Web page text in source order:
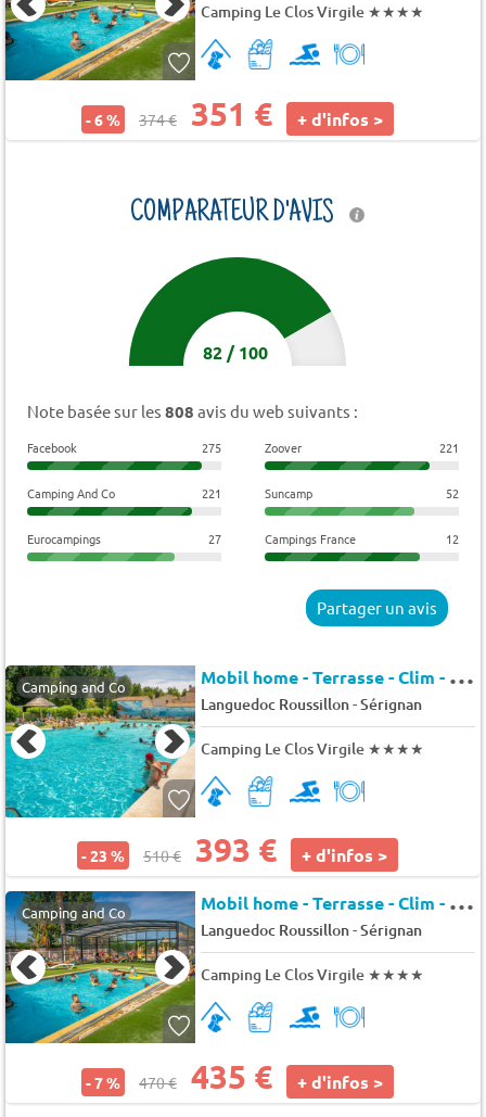
Camping Le Clos Virgile ★★★★
- 6 % 374 € 351 € + d'infos >
COMPARATEUR D'AVIS
82/100
Note basée sur les 808 avis du web suivants :
Facebook 275 Zoover 221
Camping And Co 221 Suncamp 52
Eurocampings 27 Campings France 12
Partager un avis
Camping and Co M
obil home - Terrasse - Clim - TV 5 pers.
Languedoc Roussillon-Sérignan
Camping Le Clos Virgile ★★★★
- 23 % 510 € 393 € + d'infos >
Camping and Co M
obil home - Terrasse - Clim - TV 8 pers.
Languedoc Roussillon-Sérignan
Camping Le Clos Virgile ★★★★
- 7 % 470 € 435 € + d'infos >